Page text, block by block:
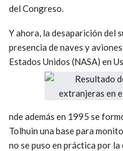
del Congreso.
Y ahora, la desaparición del
presencia de naves y
Estados Unidos (NASA) en
nde además en 1995 se
Tolhuin una base para
no se puso en práctica por